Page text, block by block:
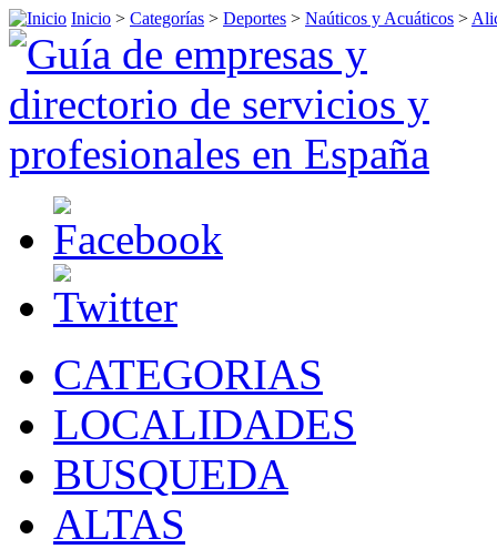
Inicio > Categorías > Deportes > Naúticos y Acuáticos >
CATEGORIAS
LOCALIDADES
BUSQUEDA
ALTAS